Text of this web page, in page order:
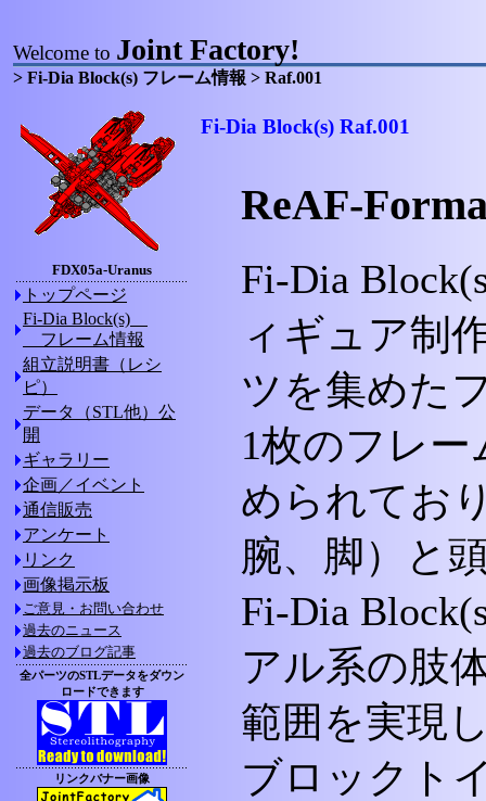
Welcome to Joint Factory!
> Fi-Dia Block(s) フレーム情報 > Raf.001
FDX05a-Uranus
トップページ
Fi-Dia Block(s)
フレーム情報
組立説明書（レシ
ピ）
データ（STL他）公
開
ギャラリー
企画／イベント
通信販売
アンケート
リンク
画像掲示板
ご意見・お問い合わせ
過去のニュース
過去のブログ記事
全パーツのSTLデータをダウン
ロードできます
リンクバナー画像
Fi-Dia Block(s) Raf.001
ReAF-
Fi-Dia
ィギュア制
ツを集めた
1枚のフレー
められてお
腕、脚）と
Fi-Dia
アル系の肢
範囲を実現
ブロックト